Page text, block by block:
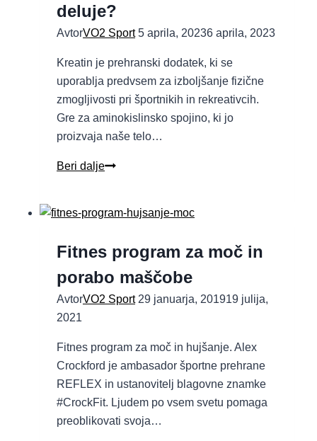
deluje?
AvtorVO2 Sport 5 aprila, 20236 aprila, 2023
Kreatin je prehranski dodatek, ki se
uporablja predvsem za izboljšanje fizične
zmogljivosti pri športnikih in rekreativcih.
Gre za aminokislinsko spojino, ki jo
proizvaja naše telo…
Beri dalje
Fitnes program za moč in
porabo maščobe
AvtorVO2 Sport 29 januarja, 201919 julija,
2021
Fitnes program za moč in hujšanje. Alex
Crockford je ambasador športne prehrane
REFLEX in ustanovitelj blagovne znamke
#CrockFit. Ljudem po vsem svetu pomaga
preoblikovati svoja…